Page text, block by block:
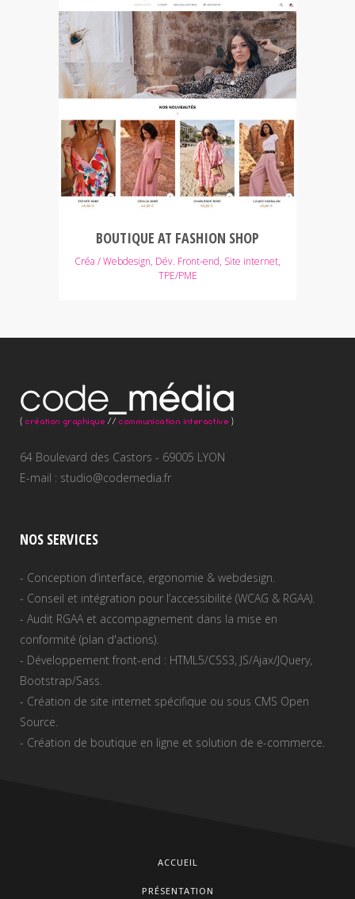
BOUTIQUE AT FASHION SHOP
Créa / Webdesign, Dév. Front-end, Site internet,
TPE/PME
64 Boulevard des Castors - 69005 LYON
E-mail : studio@codemedia.fr
NOS SERVICES
- Conception d’interface, ergonomie & webdesign.
- Conseil et intégration pour l’accessibilité (WCAG & RGAA).
- Audit RGAA et accompagnement dans la mise en
conformité (plan d'actions).
- Développement front-end : HTML5/CSS3, JS/Ajax/JQuery,
Bootstrap/Sass.
- Création de site internet spécifique ou sous CMS Open
Source.
- Création de boutique en ligne et solution de e-commerce.
ACCUEIL
PRÉSENTATION